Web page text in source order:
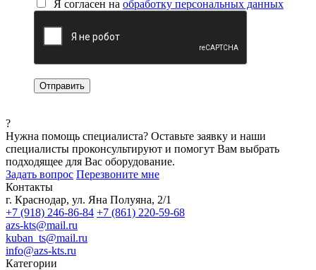
Я согласен на обработку персональных данных
?
Нужна помощь специалиста? Оставьте заявку и наши
специалисты проконсультируют и помогут Вам выбрать
подходящее для Вас оборудование.
Задать вопрос Перезвоните мне
Контакты
г. Краснодар, ул. Яна Полуяна, 2/1
+7 (918) 246-86-84 +7 (861) 220-59-68
azs-kts@mail.ru
kuban_ts@mail.ru
info@azs-kts.ru
Категории